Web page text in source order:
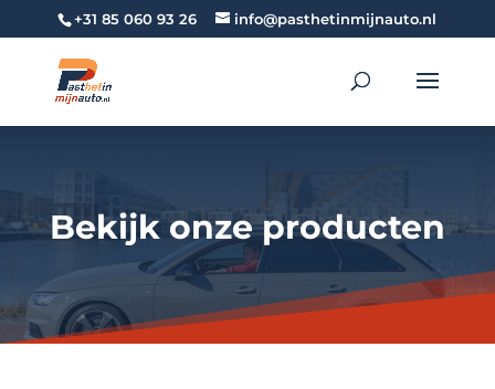
+31 85 060 93 26 info@pasthetinmijnauto.nl
Bekijk onze producten